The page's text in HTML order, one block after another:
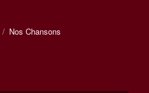
Catégories
Nos Chansons